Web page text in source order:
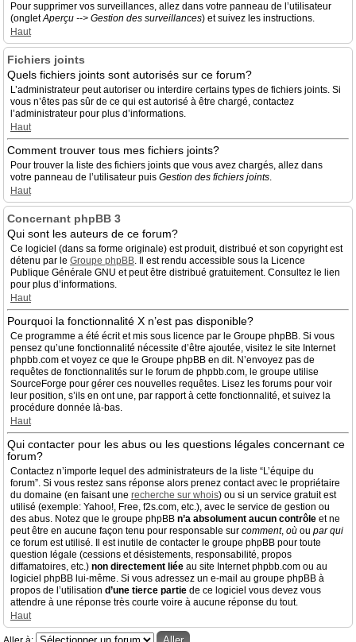
Pour supprimer vos surveillances, allez dans votre panneau de l’utilisateur
(ongletAperçu --> Gestion des surveillances) et suivez les instructions.
Haut
Fichiers joints
Quels fichiers joints sont autorisés sur ce forum?
L’administrateur peut autoriser ou interdire certains types de fichiers joints. Si
vous n’êtes pas sûr de ce qui est autorisé à être chargé, contactez
l’administrateur pour plus d’informations.
Haut
Comment trouver tous mes fichiers joints?
Pour trouver la liste des fichiers joints que vous avez chargés, allez dans
votre panneau de l’utilisateur puis Gestion des fichiers joints.
Haut
Concernant phpBB 3
Qui sont les auteurs de ce forum?
Ce logiciel (dans sa forme originale) est produit, distribué et son copyright est
détenu par le Groupe phpBB. Il est rendu accessible sous la Licence
Publique Générale GNU et peut être distribué gratuitement. Consultez le lien
pour plus d’informations.
Haut
Pourquoi la fonctionnalité X n’est pas disponible?
Ce programme a été écrit et mis sous licence par le Groupe phpBB. Si vous
pensez qu’une fonctionnalité nécessite d’être ajoutée, visitez le site Internet
phpbb.com et voyez ce que le Groupe phpBB en dit. N’envoyez pas de
requêtes de fonctionnalités sur le forum de phpbb.com, le groupe utilise
SourceForge pour gérer ces nouvelles requêtes. Lisez les forums pour voir
leur position, s’ils en ont une, par rapport à cette fonctionnalité, et suivez la
procédure donnée là-bas.
Haut
Qui contacter pour les abus ou les questions légales concernant ce
forum?
Contactez n’importe lequel des administrateurs de la liste “L’équipe du
forum”. Si vous restez sans réponse alors prenez contact avec le propriétaire
du domaine (en faisant une recherche sur whois) ou si un service gratuit est
utilisé (exemple: Yahoo!, Free, f2s.com, etc.), avec le service de gestion ou
des abus. Notez que le groupe phpBB n’a absolument aucun contrôle et ne
peut être en aucune façon tenu pour responsable sur comment, où ou par qui
ce forum est utilisé. Il est inutile de contacter le groupe phpBB pour toute
question légale (cessions et désistements, responsabilité, propos
diffamatoires, etc.) non directement liée au site Internet phpbb.com ou au
logiciel phpBB lui-même. Si vous adressez un e-mail au groupe phpBB à
propos de l’utilisation d’une tierce partie de ce logiciel vous devez vous
attendre à une réponse très courte voire à aucune réponse du tout.
Haut